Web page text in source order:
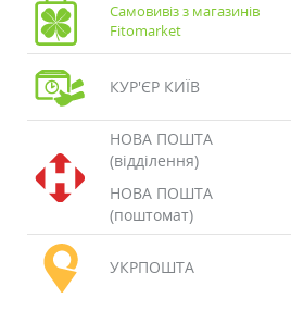
Самовивіз з магазинів
Fitomarket
КУР'ЄР КИЇВ
НОВА ПОШТА
(відділення)
НОВА ПОШТА
(поштомат)
УКРПОШТА